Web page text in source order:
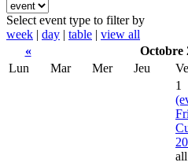
Select event type to filter by
week | day | table | view all
«
Octobre
Lun
Mar Mer Jeu
1